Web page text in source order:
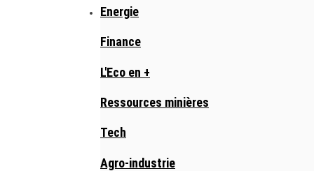
Energie
Finance
L'Eco en +
Ressources minières
Tech
Agro-industrie